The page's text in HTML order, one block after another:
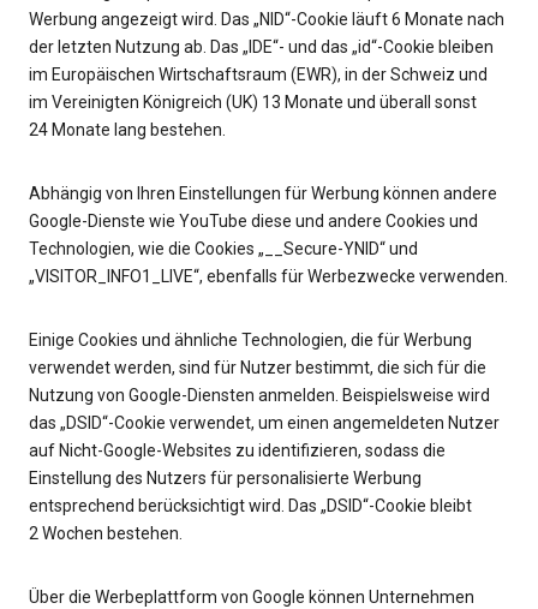
Werbung angezeigt wird. Das „NID“-Cookie läuft 6 Monate nach
der letzten Nutzung ab. Das „IDE“- und das „id“-Cookie bleiben
im Europäischen Wirtschaftsraum (EWR), in der Schweiz und
im Vereinigten Königreich (UK) 13 Monate und überall sonst
24 Monate lang bestehen.
Abhängig von Ihren Einstellungen für Werbung können andere
Google-Dienste wie YouTube diese und andere Cookies und
Technologien, wie die Cookies „__Secure-YNID“ und
„VISITOR_INFO1_LIVE“, ebenfalls für Werbezwecke verwenden.
Einige Cookies und ähnliche Technologien, die für Werbung
verwendet werden, sind für Nutzer bestimmt, die sich für die
Nutzung von Google-Diensten anmelden. Beispielsweise wird
das „DSID“-Cookie verwendet, um einen angemeldeten Nutzer
auf Nicht-Google-Websites zu identifizieren, sodass die
Einstellung des Nutzers für personalisierte Werbung
entsprechend berücksichtigt wird. Das „DSID“-Cookie bleibt
2 Wochen bestehen.
Über die Werbeplattform von Google können Unternehmen